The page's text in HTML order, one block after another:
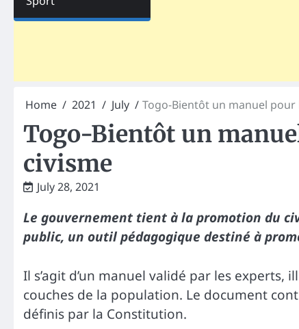
Home 2021 July Togo-Bientôt un manuel
Togo-Bientôt un
civisme
July 28, 2021
Le gouvernement tient à la promotion du
public, un outil pédagogique destiné à
Il s’agit d’un manuel validé par les
couches de la population. Le document
définis par la Constitution.